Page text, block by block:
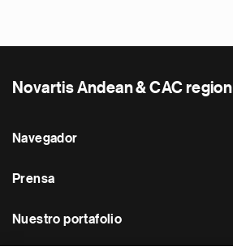
Novartis Andean & CAC region
Navegador
Prensa
Nuestro portafolio